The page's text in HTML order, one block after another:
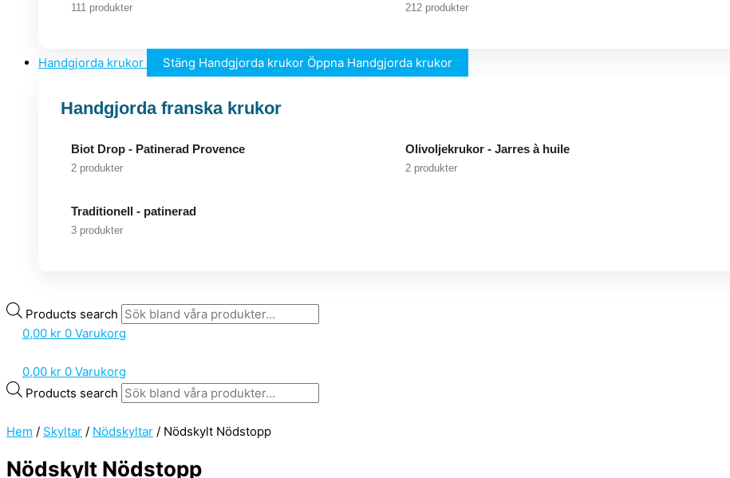
111 produkter 212 produkter
Handgjorda krukor Stäng Handgjorda krukor Öppna Handgjorda krukor
Handgjorda franska krukor
Biot Drop - Patinerad Provence
2 produkter
Olivoljekrukor - Jarres à huile
2 produkter
Traditionell - patinerad
3 produkter
Products search
0,00 kr 0 Varukorg
0,00 kr 0 Varukorg
Products search
Hem / Skyltar / Nödskyltar / Nödskylt Nödstopp
Nödskylt Nödstopp